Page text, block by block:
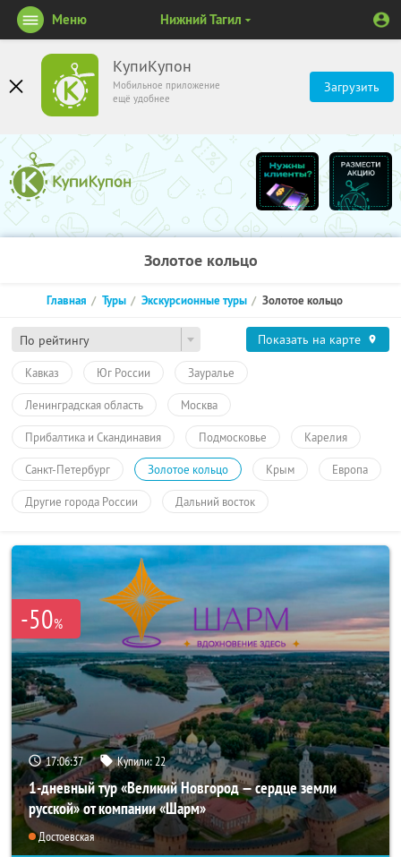
КупиКупон
Мобильное приложение
ещё удобнее
Загрузить
Меню Нижний Тагил
Золотое кольцо
По рейтингу
Главная Туры Экскурсионные туры Золотое кольцо
Показать на карте
Кавказ Юг России Зауралье
Ленинградская область Москва
Прибалтика и Скандинавия Подмосковье Карелия
Санкт-Петербург Золотое кольцо Крым Европа
Другие города России Дальний восток
-50%
17:06:37 Купили: 22
1-дневный тур «Великий Новгород — сердце земли
русской» от компании «Шарм»
Достоевская